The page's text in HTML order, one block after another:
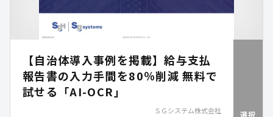
【自治体導入事例を掲載】給与支払
報告書の入力手間を80％削減 無料で
試せる「AI-OCR」
ＳＧシステム株式会社 選択